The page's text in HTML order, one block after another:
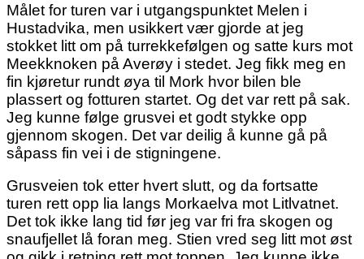
Målet for turen var i utgangspunktet Melen i
Hustadvika, men usikkert vær gjorde at jeg
stokket litt om på turrekkefølgen og satte kurs mot
Meekknoken på Averøy i stedet. Jeg fikk meg en
fin kjøretur rundt øya til Mork hvor bilen ble
plassert og fotturen startet. Og det var rett på sak.
Jeg kunne følge grusvei et godt stykke opp
gjennom skogen. Det var deilig å kunne gå på
såpass fin vei i de stigningene.
Grusveien tok etter hvert slutt, og da fortsatte
turen rett opp lia langs Morkaelva mot Litlvatnet.
Det tok ikke lang tid før jeg var fri fra skogen og
snaufjellet lå foran meg. Stien vred seg litt mot øst